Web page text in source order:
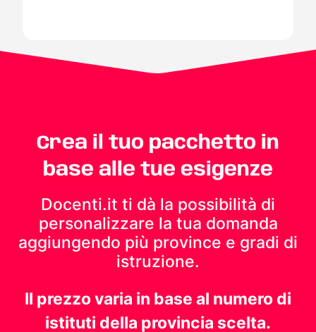
Crea il tuo pacchetto in
base alle tue esigenze
Docenti.it ti dà la possibilità di
personalizzare la tua domanda
aggiungendo più province e gradi di
istruzione.
Il prezzo varia in base al numero di
istituti della provincia scelta.